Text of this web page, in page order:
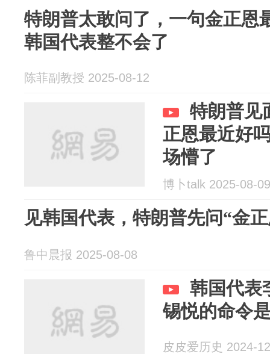
特朗普太敢问了，一句金正恩
韩国代表整不会了
陈菲副教授 2025-08-12
特朗普见
正恩最近好
场懵了
博卜talk 2025-08-09
见韩国代表，特朗普先问“金
鲁中晨报 2025-08-08
韩国代表
锡悦的命令
皮皮爱历史 2024-